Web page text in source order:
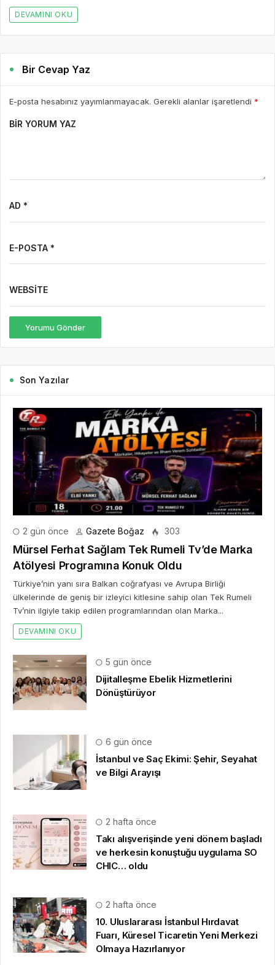
DEVAMINI OKU
Bir Cevap Yaz
E-posta hesabınız yayımlanmayacak. Gerekli alanlar işaretlendi *
BIR YORUM YAZ
AD *
E-POSTA *
WEBSITE
Yorumu Gönder
Son Yazılar
2 gün önce Gazete Boğaz 303
Mürsel Ferhat Sağlam Tek Rumeli Tv’de Marka
Atölyesi Programına Konuk Oldu
Türkiye’nin yanı sıra Balkan coğrafyası ve Avrupa Birliği
ülkelerinde de geniş bir izleyici kitlesine sahip olan Tek Rumeli
Tv’nin ilgiyle takip edilen programlarından olan Marka...
DEVAMINI OKU
5 gün önce
Dijitalleşme Ebelik Hizmetlerini
Dönüştürüyor
6 gün önce
İstanbul ve Saç Ekimi: Şehir, Seyahat
ve Bilgi Arayışı
2 hafta önce
Takı alışverişinde yeni dönem başladı
ve herkesin konuştuğu uygulama SO
CHIC… oldu
2 hafta önce
10. Uluslararası İstanbul Hırdavat
Fuarı, Küresel Ticaretin Yeni Merkezi
Olmaya Hazırlanıyor